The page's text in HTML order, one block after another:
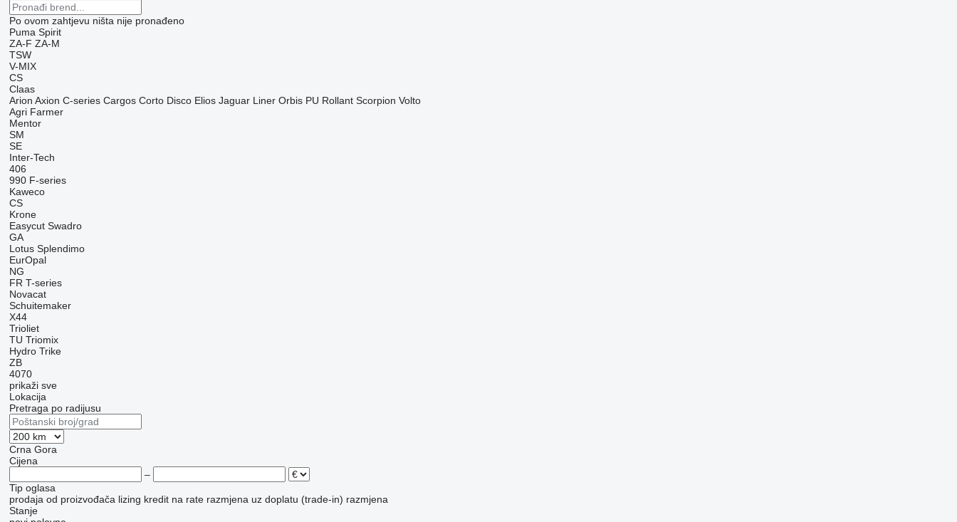
Po ovom zahtjevu ništa nije pronađeno
Puma Spirit
ZA-F ZA-M
TSW
V-MIX
CS
Claas
Arion Axion C-series Cargos Corto Disco Elios Jaguar Liner Orbis PU Rollant Scorpion Volto
Agri Farmer
Mentor
SM
SE
Inter-Tech
406
990 F-series
Kaweco
CS
Krone
Easycut Swadro
GA
Lotus Splendimo
EurOpal
NG
FR T-series
Novacat
Schuitemaker
X44
Trioliet
TU Triomix
Hydro Trike
ZB
4070
prikaži sve
Lokacija
Pretraga po radijusu
Crna Gora
Cijena
–
Tip oglasa
prodaja od proizvođača lizing kredit na rate razmjena uz doplatu (trade-in) razmjena
Stanje